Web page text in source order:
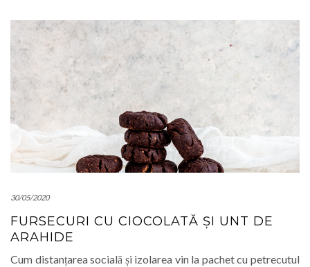
30/05/2020
FURSECURI CU CIOCOLATĂ ȘI UNT DE
ARAHIDE
Cum distanțarea socială și izolarea vin la pachet cu petrecutul